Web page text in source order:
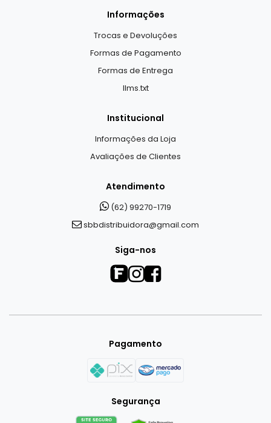
Informações
Trocas e Devoluções
Formas de Pagamento
Formas de Entrega
llms.txt
Institucional
Informações da Loja
Avaliações de Clientes
Atendimento
(62) 99270-1719
sbbdistribuidora@gmail.com
Siga-nos
Pagamento
Segurança